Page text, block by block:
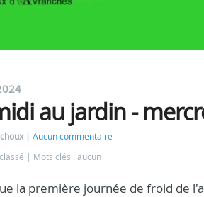
au jardin -
Aucun commentaire
Mots clés : aucun
la première journée de froid de